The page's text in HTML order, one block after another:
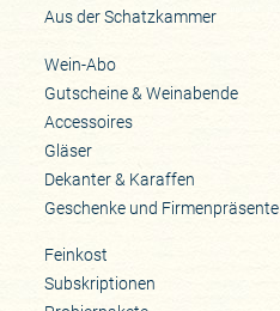
Aus der Schatzkammer
Wein-Abo
Gutscheine & Weinabende
Accessoires
Gläser
Dekanter & Karaffen
Geschenke und Firmenpräsente
Feinkost
Subskriptionen